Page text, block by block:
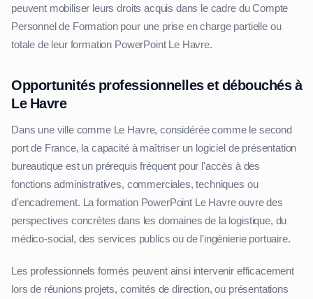
peuvent mobiliser leurs droits acquis dans le cadre du Compte
Personnel de Formation pour une prise en charge partielle ou
totale de leur formation PowerPoint Le Havre.
Opportunités professionnelles et débouchés à
Le Havre
Dans une ville comme Le Havre, considérée comme le second
port de France, la capacité à maîtriser un logiciel de présentation
bureautique est un prérequis fréquent pour l'accès à des
fonctions administratives, commerciales, techniques ou
d'encadrement. La formation PowerPoint Le Havre ouvre des
perspectives concrètes dans les domaines de la logistique, du
médico-social, des services publics ou de l'ingénierie portuaire.
Les professionnels formés peuvent ainsi intervenir efficacement
lors de réunions projets, comités de direction, ou présentations